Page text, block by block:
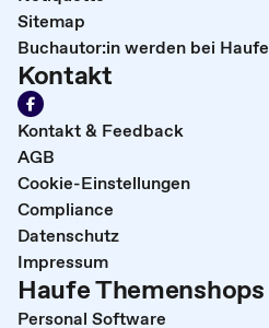
Sitemap
Buchautor:in werden bei Haufe
Kontakt
Kontakt & Feedback
AGB
Cookie-Einstellungen
Compliance
Datenschutz
Impressum
Haufe Themenshops
Personal Software